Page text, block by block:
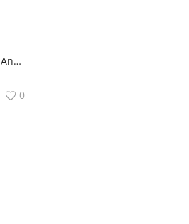
DermaRevolution Serum Antirid, antiimperfecțiuni, cearcăne & pungi Wawa Fresh Cosmetics
0